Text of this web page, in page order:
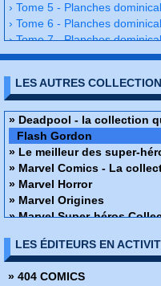
› Tome 5 - Planches
› Tome 6 - Planches
› Tome 7 - Planches
› Tome 8 - Planches
› Tome 10 - Planches
› Tome 11 - Planches
› Tome 12 - Planches
› Tome 13 -Planches
› Tome 14 - Planches
› Tome 15 - Planches
› Tome 16 - Planches
› Tome 17 - Planches
› Tome 18 - Planches
› Tome 20 - Planches
› Tome 21 - Planches
› Tome 22 - Planches
LES AUTRES
» Deadpool - la collection
Flash Gordon
» Le meilleur des super-
» Marvel Comics - La
» Marvel Horror
» Marvel Origines
» Marvel Super-héros
» Star Wars - Légendes -
» The Savage Sword of
» X-Men - La collection
LES ÉDITEURS EN
» 404 COMICS